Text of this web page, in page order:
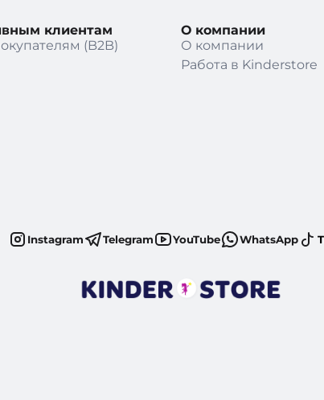
клиентам
(B2B)
О компании
О компании
Работа в Kinderstore
Instagram Telegram YouTube WhatsApp